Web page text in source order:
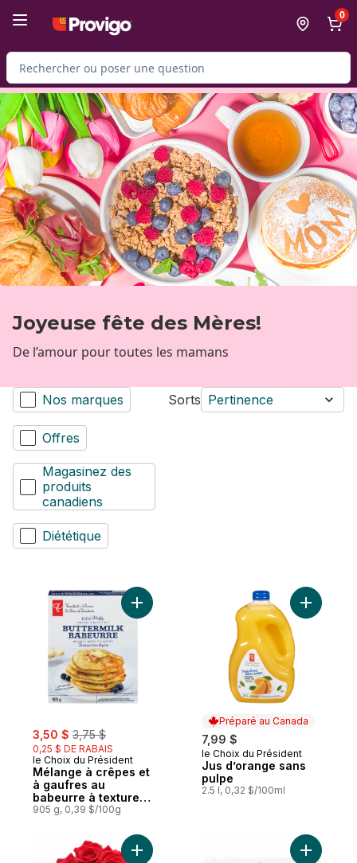
0
Rechercher des produits
Joyeuse fête des Mères!
De l’amour pour toutes les mamans
Nos marques
Offres
Magasinez des
produits
canadiens
Diététique
Sorts Pertinence
sale:
3,50 $ , formerly:
3,75 $
0,25 $ DE RABAIS
le Choix du Président
Mélange à crêpes et
à gaufres au
babeurre à texture
très légère
905 g, 0,39 $/100g
Ajouter Mélange à crêpes et à gaufres
Préparé au Canada
7,99 $
Préparé au Canada
le Choix du Président
Jus d’orange sans
pulpe
2.5 l, 0,32 $/100ml
Ajouter
Ajouter Douzaine de roses rouges au
Ajouter